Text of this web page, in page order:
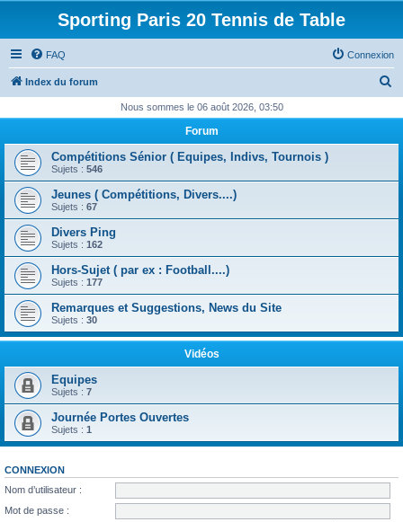
Sporting Paris 20 Tennis de Table
FAQ Connexion
Index du forum
h
Nous sommes le 06 août 2026, 03:50
Forum
Compétitions Sénior ( Equipes, Indivs, Tournois )
Sujets : 546
Jeunes ( Compétitions, Divers....)
Sujets : 67
Divers Ping
Sujets : 162
Hors-Sujet ( par ex : Football....)
Sujets : 177
Remarques et Suggestions, News du Site
Sujets : 30
Vidéos
Equipes
Sujets : 7
Journée Portes Ouvertes
Sujets : 1
CONNEXION
Nom d’utilisateur :
Mot de passe :